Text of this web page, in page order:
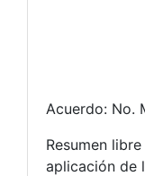
Acuerdo: No.
Resumen
aplicación de